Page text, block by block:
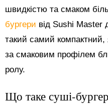
швидкістю та смаком
бургери від Sushi Master
такий самий компактний,
за смаковим профілем
ролу.
Що таке суші-